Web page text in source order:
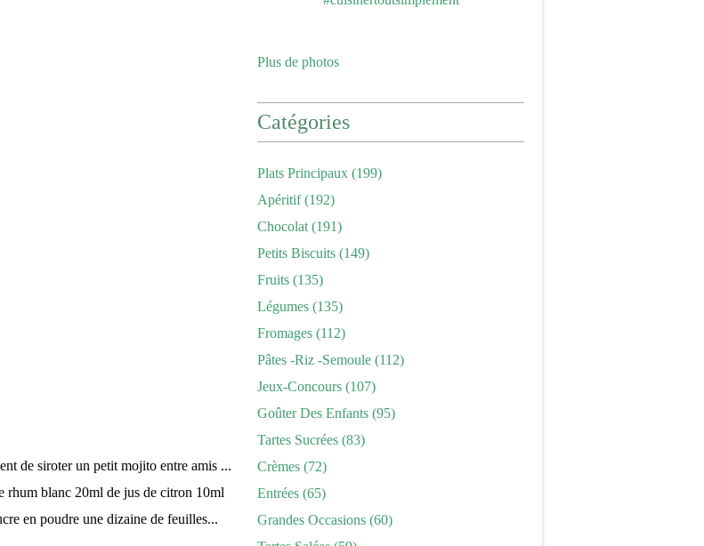
de siroter un petit mojito entre amis ...
rhum blanc 20ml de jus de citron 10ml
en poudre une dizaine de feuilles...
Plus de photos
Catégories
Plats Principaux (199)
Apéritif(192)
Chocolat (191)
Petits Biscuits (149)
Fruits (135)
Légumes (135)
Fromages (112)
Pâtes -riz -semoule (112)
Jeux-Concours (107)
Goûter Des Enfants (95)
Tartes Sucrées (83)
Crèmes (72)
Entrées (65)
Grandes Occasions (60)